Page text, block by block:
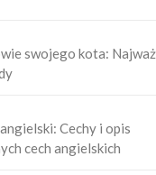
swojego kota:
Cechy i opis
cech angielskich